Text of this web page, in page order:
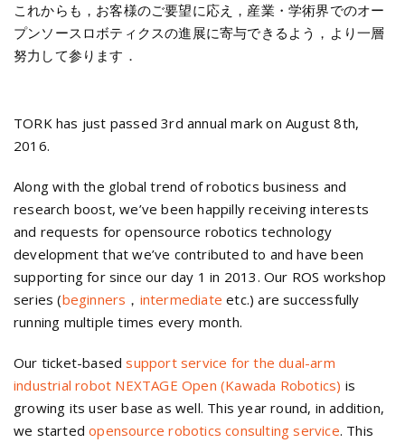
これからも，お客様のご要望に応え，産業・学術界でのオー
プンソースロボティクスの進展に寄与できるよう，より一層
努力して参ります．
TORK has just passed 3rd annual mark on August 8th,
2016.
Along with the global trend of robotics business and
research boost, we’ve been happilly receiving interests
and requests for opensource robotics technology
development that we’ve contributed to and have been
supporting for since our day 1 in 2013. Our ROS workshop
series (beginners ， intermediate etc.) are successfully
running multiple times every month.
Our ticket-basedsupport service for the dual-arm
industrial robot NEXTAGE Open (Kawada Robotics) is
growing its user base as well. This year round, in addition,
we startedopensource robotics consulting service. This